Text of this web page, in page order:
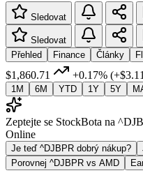
Sledovat
Sledovat
Přehled
Finance Články
$1,860.71 +0.17%
1M 6M YTD 1Y 5Y
Zeptejte se StockBota na
Online
Je teď ^DJBPR dobrý nákup?
Porovnej ^DJBPR vs AMD